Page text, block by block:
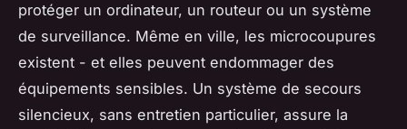
protéger un ordinateur, un routeur ou un système
de surveillance. Même en ville, les microcoupures
existent - et elles peuvent endommager des
équipements sensibles. Un système de secours
silencieux, sans entretien particulier, assure la